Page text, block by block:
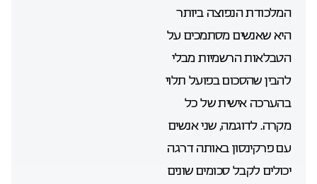
המלכודת הנפוצה ביותר
היא שאנשים מסתמכים על
הטבלאות הרשמיות מבלי
להבין שהסכום בפועל תלוי
בהערכה אישית של כל
מקרה. לדוגמה, שני אנשים
עם פרקינסון באותה דרגה
יכולים לקבל סכומים שונים